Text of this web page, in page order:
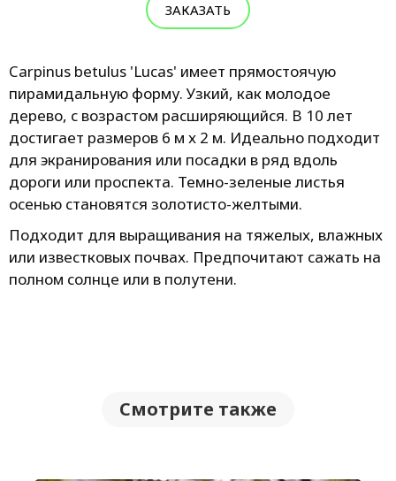
ЗАКАЗАТЬ
Carpinus betulus 'Lucas' имеет прямостоячую
пирамидальную форму. Узкий, как молодое
дерево, с возрастом расширяющийся. В 10 лет
достигает размеров 6 м х 2 м. Идеально подходит
для экранирования или посадки в ряд вдоль
дороги или проспекта. Темно-зеленые листья
осенью становятся золотисто-желтыми.
Подходит для выращивания на тяжелых, влажных
или известковых почвах. Предпочитают сажать на
полном солнце или в полутени.
Смотрите также